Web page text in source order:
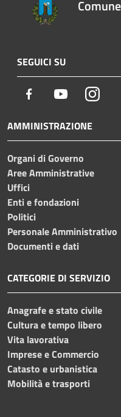
SEGUICI SU
Facebook Youtube
AMMINISTRAZIONE
Organi di Governo
Aree Amministrative
Uffici
Enti e fondazioni
Politici
Personale Amministrativo
Documenti e dati
CATEGORIE DI SERVIZIO
Anagrafe e stato civile
Cultura e tempo libero
Vita lavorativa
Imprese e Commercio
Catasto e urbanistica
Mobilità e trasporti